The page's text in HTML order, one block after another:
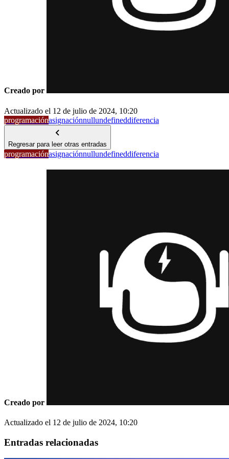
Creado por
Actualizado el 12 de julio de 2024, 10:20
programaciónasignaciónnullundefineddiferencia
Regresar para leer otras entradas
programaciónasignaciónnullundefineddiferencia
Creado por
Actualizado el 12 de julio de 2024, 10:20
Entradas relacionadas